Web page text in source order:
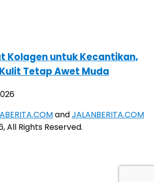
Kolagen untuk Kecantikan,
Tetap Awet Muda
andJALANBERITA.COM
All Rights Reserved.